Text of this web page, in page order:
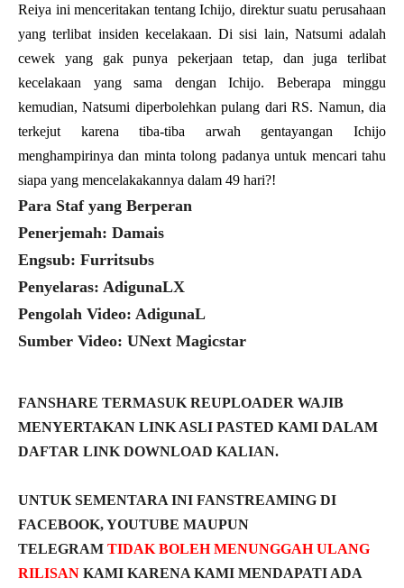
Reiya ini menceritakan tentang Ichijo, direktur suatu perusahaan
yang terlibat insiden kecelakaan. Di sisi lain, Natsumi adalah
cewek yang gak punya pekerjaan tetap, dan juga terlibat
kecelakaan yang sama dengan Ichijo. Beberapa minggu
kemudian, Natsumi diperbolehkan pulang dari RS. Namun, dia
terkejut karena tiba-tiba arwah gentayangan Ichijo
menghampirinya dan minta tolong padanya untuk mencari tahu
siapa yang mencelakakannya dalam 49 hari?!
Para Staf yang Berperan
Penerjemah: Damais
Engsub: Furritsubs
Penyelaras: AdigunaLX
Pengolah Video: AdigunaL
Sumber Video: UNext Magicstar
FANSHARE TERMASUK REUPLOADER WAJIB
MENYERTAKAN LINK ASLI PASTED KAMI DALAM
DAFTAR LINK DOWNLOAD KALIAN.
UNTUK SEMENTARA INI FANSTREAMING DI
FACEBOOK, YOUTUBE MAUPUN
TELEGRAM TIDAK BOLEH MENUNGGAH ULANG
RILISAN KAMI KARENA KAMI MENDAPATI ADA